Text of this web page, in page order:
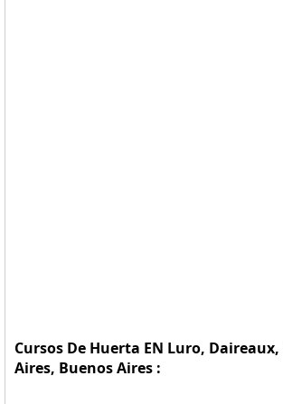
Cursos De Huerta EN Luro,
Aires, Buenos Aires :